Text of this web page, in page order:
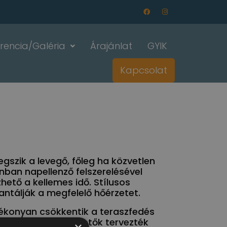
Galéria Árajánlat
GYIK
Kapcsolat
a levegő, főleg ha közvetlen
napellenző felszerelésével
a kellemes idő. Stílusos
a megfelelő hőérzetet.
csökkentik a teraszfedés
teraszelőtetők tervezték